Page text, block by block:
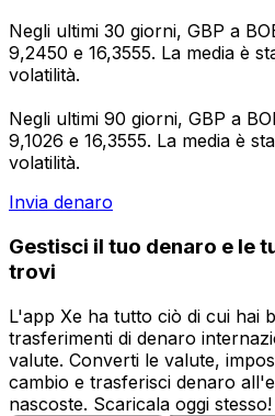
Negli ultimi 30 giorni, GBP a
9,2450 e 16,3555. La media è
volatilità.
Negli ultimi 90 giorni, GBP a
9,1026 e 16,3555. La media è
volatilità.
Invia denaro
Gestisci il tuo denaro e le
trovi
L'app Xe ha tutto ciò di cui hai
trasferimenti di denaro
valute. Converti le valute,
cambio e trasferisci denaro
nascoste. Scaricala oggi stesso!